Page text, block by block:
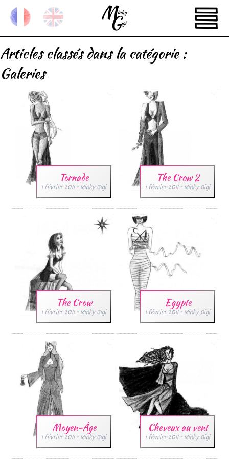
Articles classés dans la catégorie :
Galeries
Tornade
1 février 2011- Minky Gigi
The Crow 2
1 février 2011- Minky Gigi
The Crow
1 février 2011- Minky Gigi
Egypte
1 février 2011- Minky Gigi
Moyen-Âge
1 février 2011- Minky Gigi
Cheveux au vent
1 février 2011- Minky Gigi